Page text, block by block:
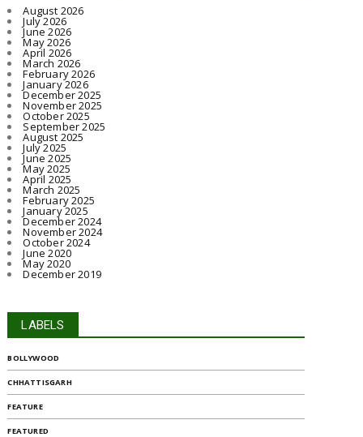
August 2026
July 2026
June 2026
May 2026
April 2026
March 2026
February 2026
January 2026
December 2025
November 2025
October 2025
September 2025
August 2025
July 2025
June 2025
May 2025
April 2025
March 2025
February 2025
January 2025
December 2024
November 2024
October 2024
June 2020
May 2020
December 2019
LABELS
BOLLYWOOD
CHHATTISGARH
FEATURE
FEATURED